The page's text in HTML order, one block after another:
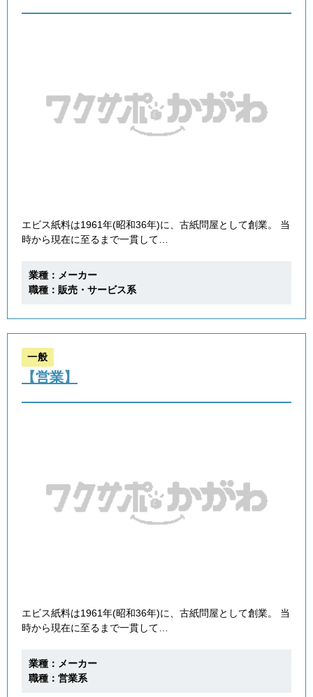
エビス紙料は1961年(昭和36年)に、古紙問屋として創業。 当
時から現在に至るまで一貫して…
業種：メーカー
職種：販売・サービス系
一般
【営業】
エビス紙料は1961年(昭和36年)に、古紙問屋として創業。 当
時から現在に至るまで一貫して…
業種：メーカー
職種：営業系